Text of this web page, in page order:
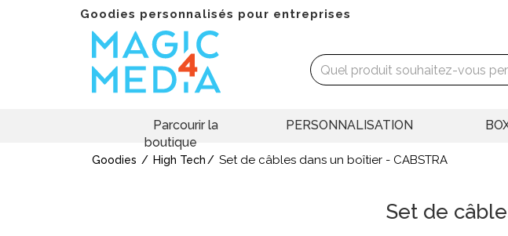
Goodies personnalisés pour entreprises
Parcourir la
boutique
PERSONNALISATION
Goodies High Tech Set de câbles dans un boîtier - CABSTRA
Set de